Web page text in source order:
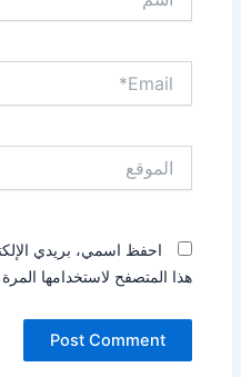
احفظ اسمي، بريدي
هذا المتصفح لاستخدامها